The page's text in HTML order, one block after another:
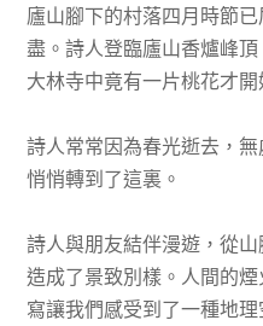
廬山腳下的村落四月時節
盡。詩人登臨廬山香爐峰
大林寺中竟有一片桃花才開
詩人常常因為春光逝去，
悄悄轉到了這裏。
詩人與朋友結伴漫遊，從
造成了景致別樣。人間的
寫讓我們感受到了一種地